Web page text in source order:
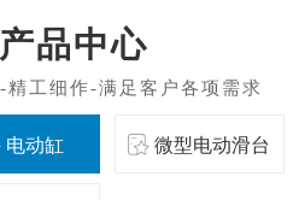
产品中心
电动缸 微型电动滑台